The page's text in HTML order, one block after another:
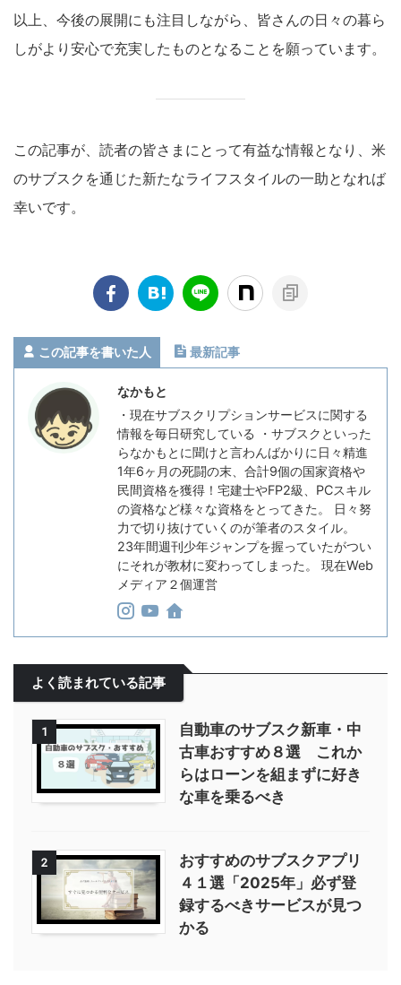
以上、今後の展開にも注目しながら、皆さんの日々の暮ら
しがより安心で充実したものとなることを願っています。
この記事が、読者の皆さまにとって有益な情報となり、米
のサブスクを通じた新たなライフスタイルの一助となれば
幸いです。
この記事を書いた人 最新記事
なかもと
・現在サブスクリプションサービスに関する
情報を毎日研究している ・サブスクといった
らなかもとに聞けと言わんばかりに日々精進
1年6ヶ月の死闘の末、合計9個の国家資格や
民間資格を獲得！宅建士やFP2級、PCスキル
の資格など様々な資格をとってきた。 日々努
力で切り抜けていくのが筆者のスタイル。
23年間週刊少年ジャンプを握っていたがつい
にそれが教材に変わってしまった。 現在Web
メディア２個運営
よく読まれている記事
1
自動車のサブスク新車・中
古車おすすめ８選 これか
らはローンを組まずに好き
な車を乗るべき
2
おすすめのサブスクアプリ
４１選「2025年」必ず登
録するべきサービスが見つ
かる